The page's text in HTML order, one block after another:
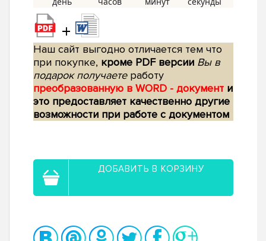
+
Наш сайт выгодно отличается тем что
при покупке, кроме PDF версии Вы в
подарок получаетеработу
преобразованную в WORD - документ и
это предоставляет качественно другие
возможности при работе с документом
ДОБАВИТЬ В КОРЗИНУ